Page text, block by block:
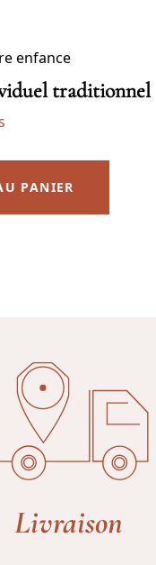
enfance
traditionnel
PANIER
Livraison